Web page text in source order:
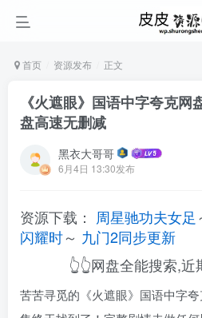
首页 资源发布 正文
《火遮眼》国语中字夸克
盘高速无删减
黑衣大哥哥
6月4日 13:30发布
资源下载： 周星驰功夫女足
闪耀时～ 九门2同步更新
👆👆网盘全能搜索,近
苦苦寻觅的《火遮眼》国语中字